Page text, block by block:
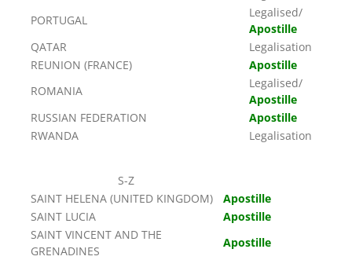
PORTUGAL
Legalised/
Apostille
QATAR
Legalisation
REUNION (FRANCE)
Apostille
ROMANIA
Legalised/
Apostille
RUSSIAN FEDERATION
Apostille
RWANDA
Legalisation
S-Z
SAINT HELENA (UNITED KINGDOM)
Apostille
SAINT LUCIA
Apostille
SAINT VINCENT AND THE
GRENADINES
Apostille